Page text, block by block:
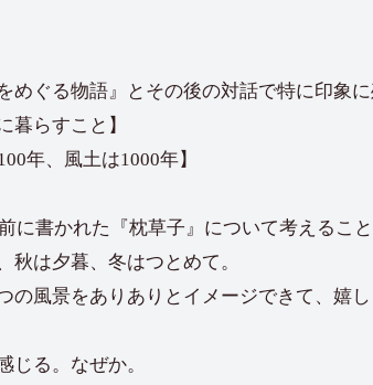
めぐる物語』とその後の対話で特に印象に
暮らすこと】
年、風土は1000年】
に書かれた『枕草子』について考えること
秋は夕暮、冬はつとめて。
の風景をありありとイメージできて、嬉
じる。なぜか。